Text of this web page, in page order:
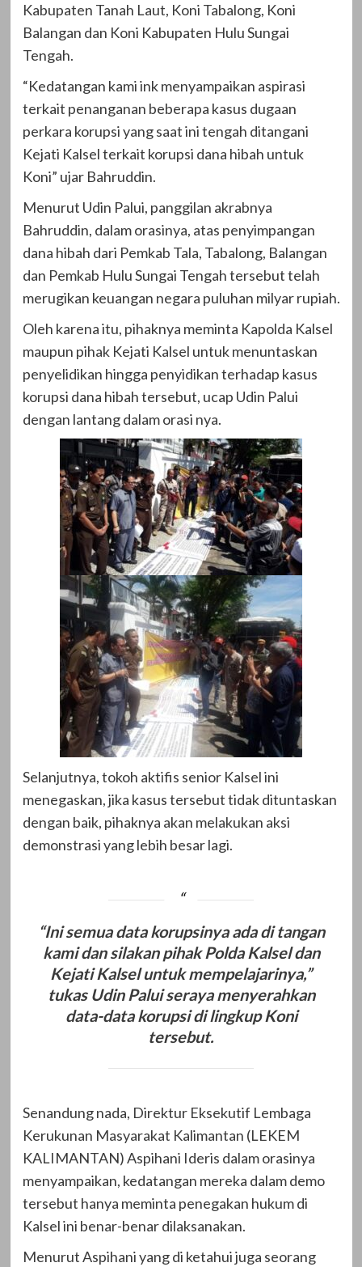
Kabupaten Tanah Laut, Koni Tabalong, Koni
Balangan dan Koni Kabupaten Hulu Sungai
Tengah.
“Kedatangan kami ink menyampaikan aspirasi
terkait penanganan beberapa kasus dugaan
perkara korupsi yang saat ini tengah ditangani
Kejati Kalsel terkait korupsi dana hibah untuk
Koni” ujar Bahruddin.
Menurut Udin Palui, panggilan akrabnya
Bahruddin, dalam orasinya, atas penyimpangan
dana hibah dari Pemkab Tala, Tabalong, Balangan
dan Pemkab Hulu Sungai Tengah tersebut telah
merugikan keuangan negara puluhan milyar rupiah.
Oleh karena itu, pihaknya meminta Kapolda Kalsel
maupun pihak Kejati Kalsel untuk menuntaskan
penyelidikan hingga penyidikan terhadap kasus
korupsi dana hibah tersebut, ucap Udin Palui
dengan lantang dalam orasi nya.
Selanjutnya, tokoh aktifis senior Kalsel ini
menegaskan, jika kasus tersebut tidak dituntaskan
dengan baik, pihaknya akan melakukan aksi
demonstrasi yang lebih besar lagi.
“Ini semua data korupsinya ada di tangan
kami dan silakan pihak Polda Kalsel dan
Kejati Kalsel untuk mempelajarinya,”
tukas Udin Palui seraya menyerahkan
data-data korupsi di lingkup Koni
tersebut.
Senandung nada, Direktur Eksekutif Lembaga
Kerukunan Masyarakat Kalimantan (LEKEM
KALIMANTAN) Aspihani Ideris dalam orasinya
menyampaikan, kedatangan mereka dalam demo
tersebut hanya meminta penegakan hukum di
Kalsel ini benar-benar dilaksanakan.
Menurut Aspihani yang di ketahui juga seorang